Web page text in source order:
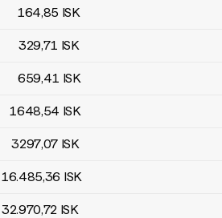
164,85 ISK
329,71 ISK
659,41 ISK
1648,54 ISK
3297,07 ISK
16.485,36 ISK
32.970,72 ISK